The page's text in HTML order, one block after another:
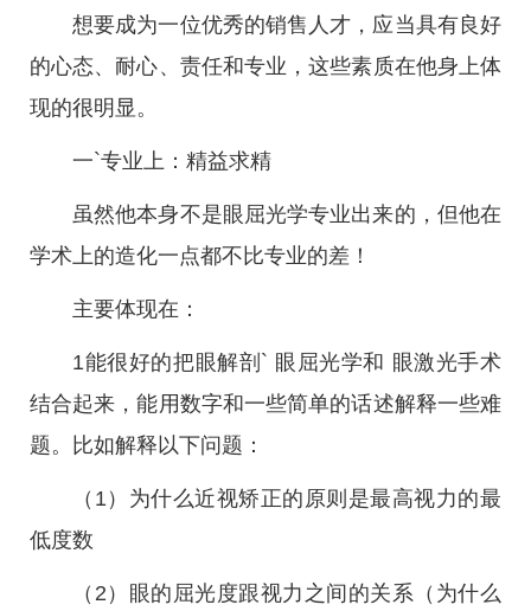
想要成为一位优秀的销售人才，应当具有良好
的心态、耐心、责任和专业，这些素质在他身上体
现的很明显。
一`专业上：精益求精
虽然他本身不是眼屈光学专业出来的，但他在
学术上的造化一点都不比专业的差！
主要体现在：
1能很好的把眼解剖` 眼屈光学和 眼激光手术
结合起来，能用数字和一些简单的话述解释一些难
题。比如解释以下问题：
（1）为什么近视矫正的原则是最高视力的最
低度数
（2）眼的屈光度跟视力之间的关系（为什么